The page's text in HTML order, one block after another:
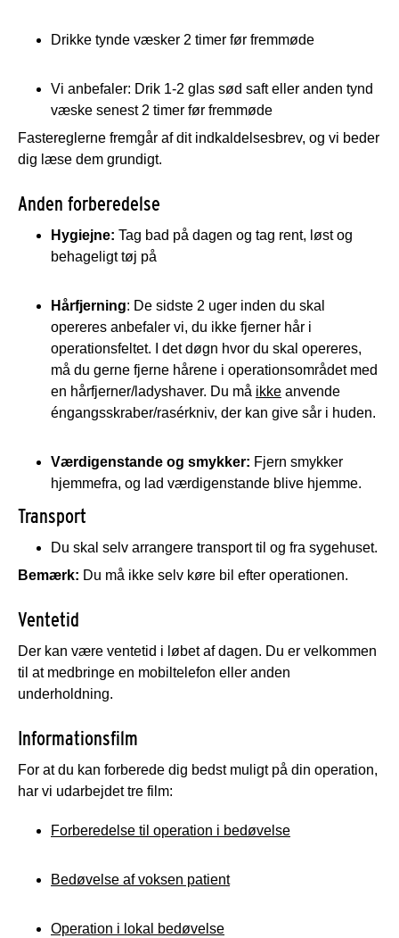
Drikke tynde væsker 2 timer før fremmøde
Vi anbefaler: Drik 1-2 glas sød saft eller anden tynd
væske senest 2 timer før fremmøde
Fastereglerne fremgår af dit indkaldelsesbrev, og vi beder
dig læse dem grundigt.
Anden forberedelse
Hygiejne: Tag bad på dagen og tag rent, løst og
behageligt tøj på
Hårfjerning: De sidste 2 uger inden du skal
opereres anbefaler vi, du ikke fjerner hår i
operationsfeltet. I det døgn hvor du skal opereres,
må du gerne fjerne hårene i operationsområdet med
en hårfjerner/ladyshaver. Du må ikke anvende
éngangsskraber/rasérkniv, der kan give sår i huden.
Værdigenstande og smykker: Fjern smykker
hjemmefra, og lad værdigenstande blive hjemme.
Transport
Du skal selv arrangere transport til og fra sygehuset.
Bemærk: Du må ikke selv køre bil efter operationen.
Ventetid
Der kan være ventetid i løbet af dagen. Du er velkommen
til at medbringe en mobiltelefon eller anden
underholdning.
Informationsfilm
For at du kan forberede dig bedst muligt på din operation,
har vi udarbejdet tre film:
Forberedelse til operation i bedøvelse
Bedøvelse af voksen patient
Operation i lokal bedøvelse